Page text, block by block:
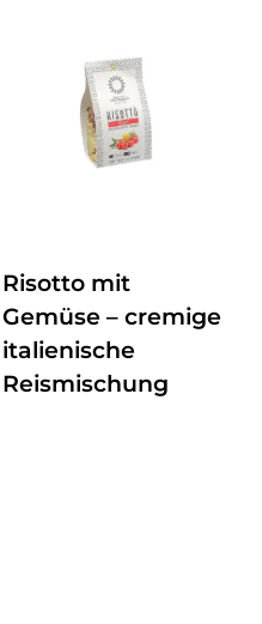
ZUM PRODUKT
Risotto mit
Gemüse – cremige
italienische
Reismischung